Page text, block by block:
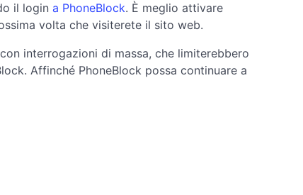
il login a PhoneBlock. È meglio attivare
volta che visiterete il sito web.
interrogazioni di massa, che limiterebbero
Affinché PhoneBlock possa continuare a